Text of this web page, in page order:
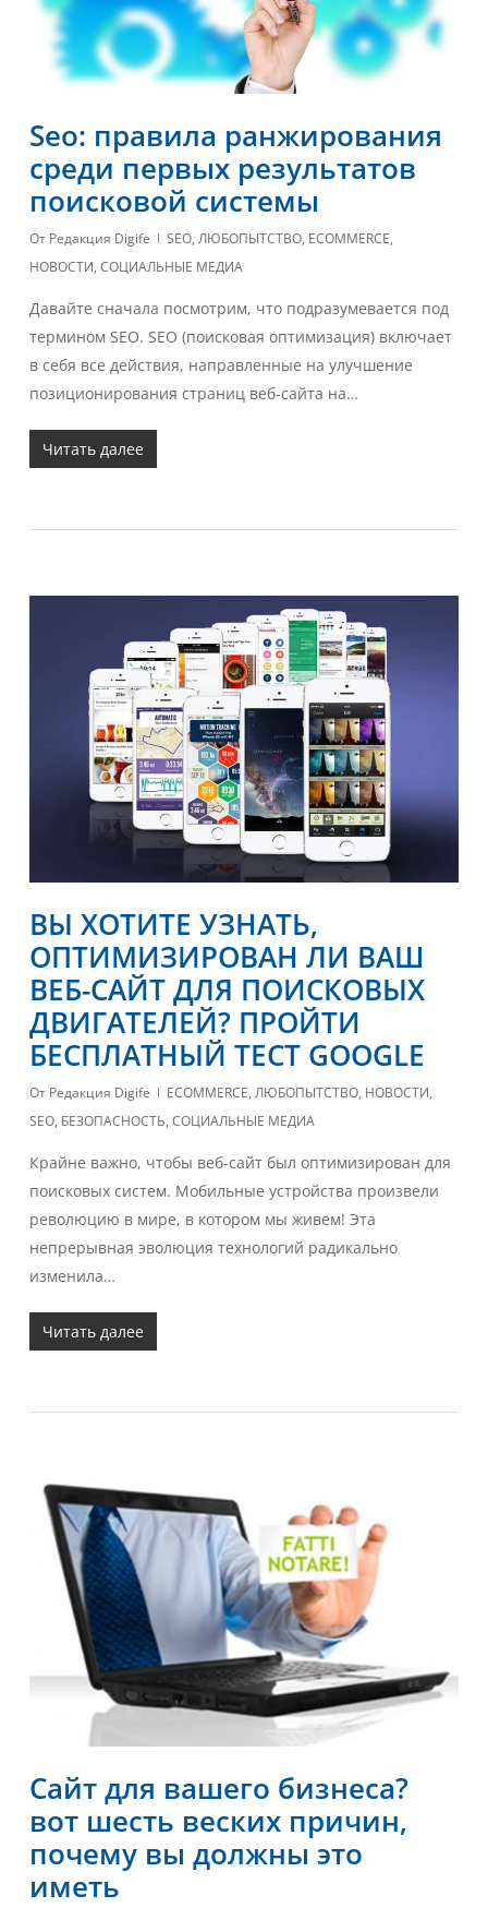
Seo: правила ранжирования
среди первых результатов
поисковой системы
От Редакция Digife SEO, ЛЮБОПЫТСТВО, ECOMMERCE,
НОВОСТИ, СОЦИАЛЬНЫЕ МЕДИА
Давайте сначала посмотрим, что подразумевается под
термином SEO. SEO (поисковая оптимизация) включает
в себя все действия, направленные на улучшение
позиционирования страниц веб-сайта на…
Читать далее
ВЫ ХОТИТЕ УЗНАТЬ,
ОПТИМИЗИРОВАН ЛИ ВАШ
ВЕБ-САЙТ ДЛЯ ПОИСКОВЫХ
ДВИГАТЕЛЕЙ? ПРОЙТИ
БЕСПЛАТНЫЙ ТЕСТ GOOGLE
От Редакция Digife ECOMMERCE, ЛЮБОПЫТСТВО, НОВОСТИ,
SEO, БЕЗОПАСНОСТЬ, СОЦИАЛЬНЫЕ МЕДИА
Крайне важно, чтобы веб-сайт был оптимизирован для
поисковых систем. Мобильные устройства произвели
революцию в мире, в котором мы живем! Эта
непрерывная эволюция технологий радикально
изменила…
Читать далее
Сайт для вашего бизнеса?
вот шесть веских причин,
почему вы должны это
иметь